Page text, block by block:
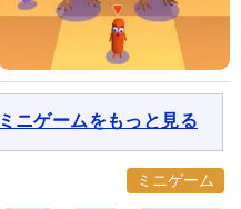
ミニゲームをもっと見る
ミニゲーム